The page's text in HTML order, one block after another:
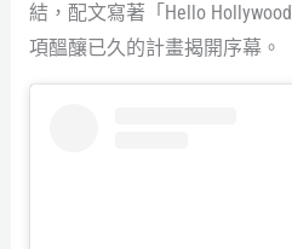
結，配文寫著「Hello Hollywood
項醞釀已久的計畫揭開序幕。